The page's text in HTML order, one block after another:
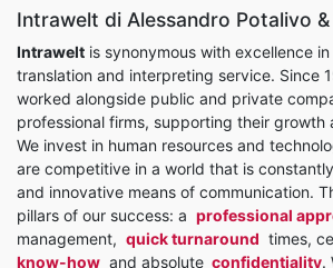
Intrawelt di Alessandro Potalivo &
Intrawelt is synonymous with excellence
translation and interpreting service. Since
worked alongside public and private
professional firms, supporting their growth
We invest in human resources and
are competitive in a world that is
and innovative means of communication.
pillars of our success: a professional
management, quick turnaround times,
know-how and absolute confidentiality.